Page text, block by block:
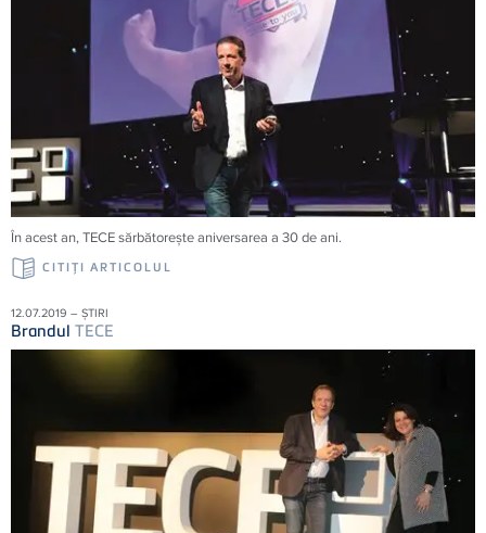
În acest an, TECE sărbătoreşte aniversarea a 30 de ani.
CITIŢI ARTICOLUL
12.07.2019 – ȘTIRI
Brandul TECE